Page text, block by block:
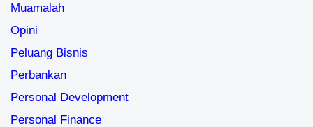
Muamalah
Opini
Peluang Bisnis
Perbankan
Personal Development
Personal Finance